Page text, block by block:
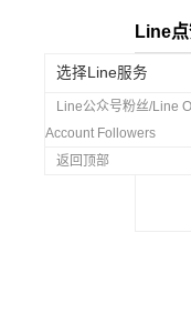
Line
选择Line服务
Line公众号粉丝/Line
Account Followers
返回顶部